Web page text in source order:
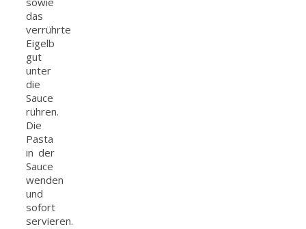
das
verrührte
Eigelb
gut
unter
die
Sauce
rühren.
Die
Pasta
in der
Sauce
wenden
und
sofort
servieren.